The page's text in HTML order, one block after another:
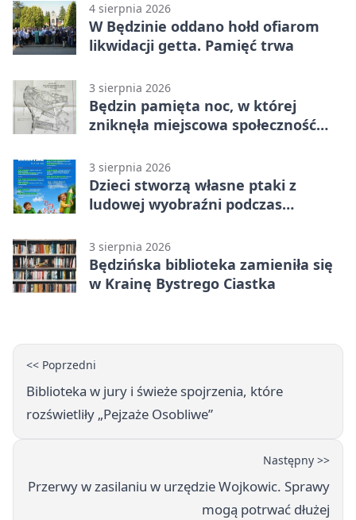
4 sierpnia 2026
W Będzinie oddano hołd ofiarom
likwidacji getta. Pamięć trwa
3 sierpnia 2026
Będzin pamięta noc, w której
zniknęła miejscowa społeczność
3 sierpnia 2026
Dzieci stworzą własne ptaki z
ludowej wyobraźni podczas
3 sierpnia 2026
Będzińska biblioteka zamieniła się
w Krainę Bystrego Ciastka
<< Poprzedni
Biblioteka w jury i świeże spojrzenia, które
rozświetliły „Pejzaże Osobliwe”
Następny >>
Przerwy w zasilaniu w urzędzie Wojkowic. Sprawy
mogą potrwać dłużej